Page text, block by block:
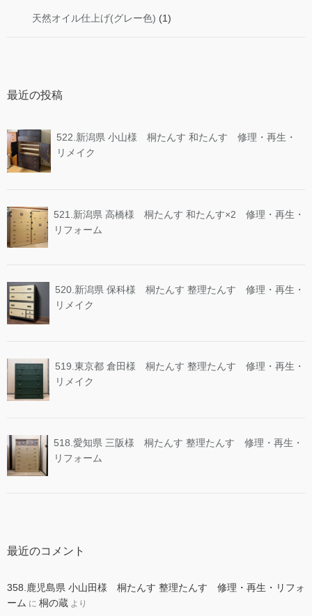
天然オイル仕上げ(グレー色) (1)
最近の投稿
522.新潟県 小山様 桐たんす 和たんす 修理・再生・
リメイク
521.新潟県 高橋様 桐たんす 和たんす×2 修理・再生・
リフォーム
520.新潟県 保科様 桐たんす 整理たんす 修理・再生・
リメイク
519.東京都 倉田様 桐たんす 整理たんす 修理・再生・
リメイク
518.愛知県 三阪様 桐たんす 整理たんす 修理・再生・
リフォーム
最近のコメント
358.鹿児島県 小山田様 桐たんす 整理たんす 修理・再生・リフォ
ーム に 桐の蔵 より